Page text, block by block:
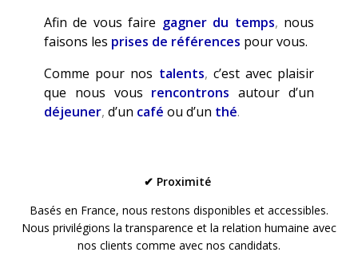
Afin de vous faire gagner du temps, nous
faisons les prises de références pour vous.
Comme pour nos talents, c’est avec plaisir
que nous vous rencontrons autour d’un
déjeuner, d’un café ou d’un thé.
✔ Proximité
Basés en France, nous restons disponibles et accessibles.
Nous privilégions la transparence et la relation humaine avec
nos clients comme avec nos candidats.